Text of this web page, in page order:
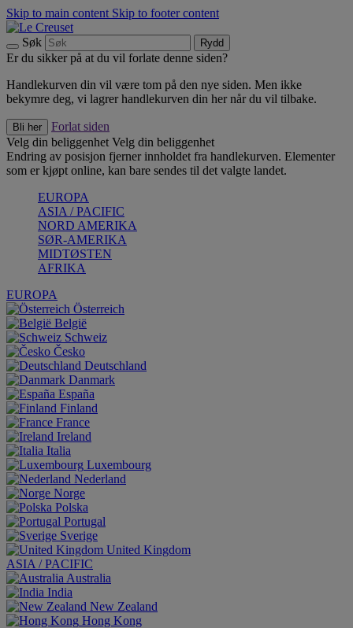
Skip to main content Skip to footer content
Søk Rydd
Er du sikker på at du vil forlate denne siden?
Handlekurven din vil være tom på den nye siden. Men ikke
bekymre deg, vi lagrer handlekurven din her når du vil tilbake.
Bli her
Forlat siden
Velg din beliggenhet Velg din beliggenhet
Endring av posisjon fjerner innholdet fra handlekurven. Elementer
som er kjøpt online, kan bare sendes til det valgte landet.
EUROPA
ASIA / PACIFIC
NORD AMERIKA
SØR-AMERIKA
MIDTØSTEN
AFRIKA
EUROPA
Österreich
België
Schweiz
Česko
Deutschland
Danmark
España
Finland
France
Ireland
Italia
Luxembourg
Nederland
Norge
Polska
Portugal
Sverige
United Kingdom
ASIA / PACIFIC
Australia
India
New Zealand
Hong Kong